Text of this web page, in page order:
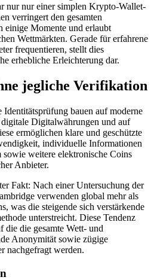
nur nur einer simplen Krypto-Wallet-
verringert den gesamten
einige Momente und erlaubt
Wettmärkten. Gerade für erfahrene
frequentieren, stellt dies
erhebliche Erleichterung dar.
jegliche Verifikation
Identitätsprüfung bauen auf moderne
Digitalwährungen und auf
ermöglichen klare und geschützte
individuelle Informationen
weitere elektronische Coins
Anbieter.
Fakt: Nach einer Untersuchung der
verwenden global mehr als
was die steigende sich verstärkende
unterstreicht. Diese Tendenz
die gesamte Wett- und
Anonymität sowie zügige
nachgefragt werden.